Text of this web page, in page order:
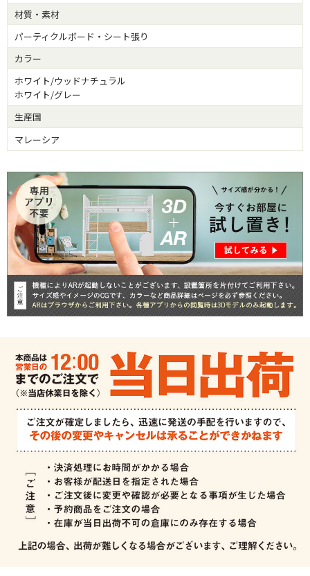
材質・素材
パーティクルボード・シート張り
カラー
ホワイト/ウッドナチュラル
ホワイト/グレー
生産国
マレーシア